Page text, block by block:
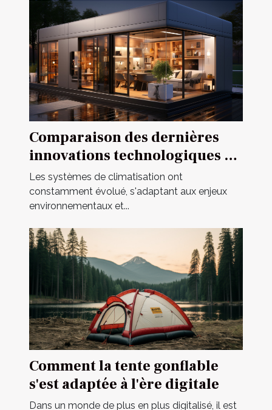
Comparaison des dernières
innovations technologiques en
matière de systèmes de
climatisation
Les systèmes de climatisation ont
constamment évolué, s'adaptant aux enjeux
environnementaux et...
Comment la tente gonflable
s'est adaptée à l'ère digitale
Dans un monde de plus en plus digitalisé, il est